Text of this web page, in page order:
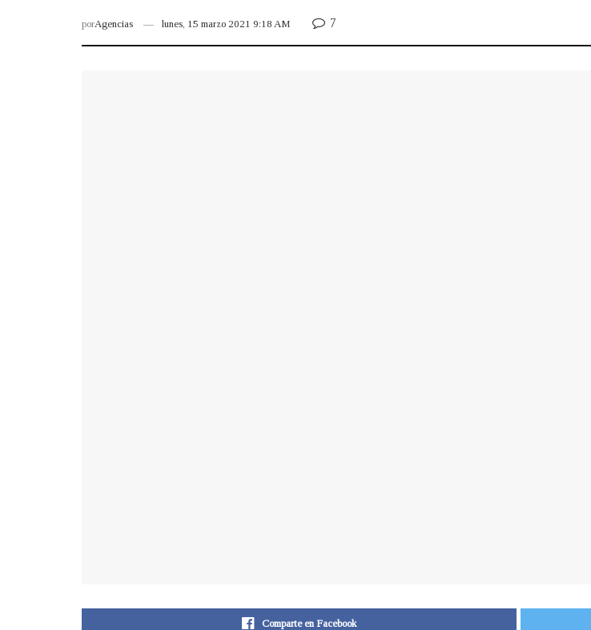
porAgencias lunes, 15 marzo 2021 9:18 AM 7
Comparte en Facebook